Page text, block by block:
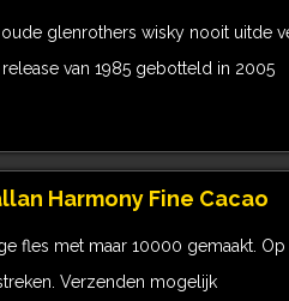
oude glenrothers wisky nooit uitde
release van 1985 gebotteld in 2005
Harmony Fine Cacao
fles met maar 10000 gemaakt.
Verzenden mogelijk